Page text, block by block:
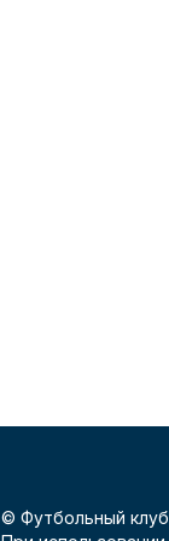
© Футбольный